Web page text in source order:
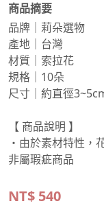
商品摘要
品牌｜莉朵選物
產地｜台灣
材質｜索拉花
規格｜10朵
尺寸｜約直徑
【 商品說明 】
・由於素材特性，
非屬瑕疵商品
NT$ 540